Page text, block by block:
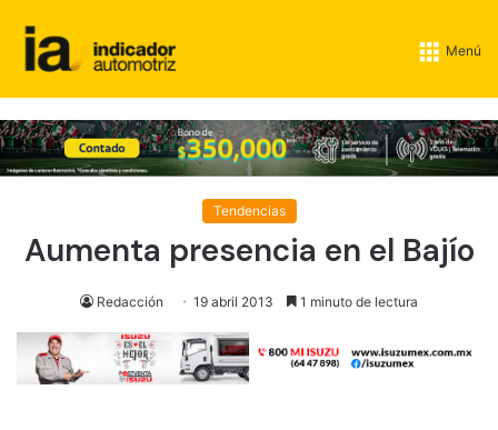
Menú
Tendencias
Aumenta presencia en el Bajío
Redacción 19 abril 2013 1 minuto de lectura